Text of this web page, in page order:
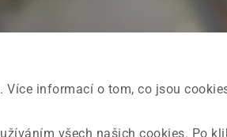
Více informací o tom, co jsou
všech našich cookies. Po